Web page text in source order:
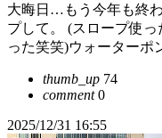
大晦日…もう今年も終
プして。 (スロープ使
った笑笑)ウォーターポ
thumb_up 74
comment0
2025/12/31 16:55